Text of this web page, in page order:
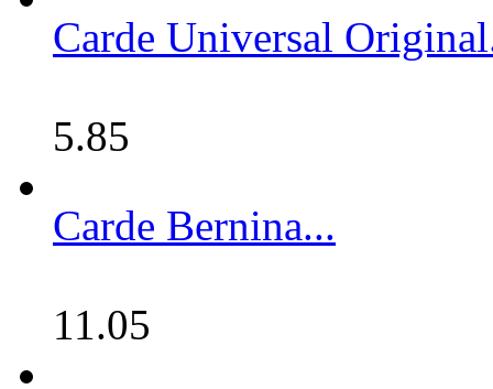
Carde Universal
5.85
Carde Bernina...
11.05